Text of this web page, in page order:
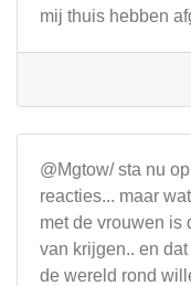
mij thuis hebben
@Mgtow/ sta nu
reacties... maar
met de vrouwen is
van krijgen.. en
de wereld rond